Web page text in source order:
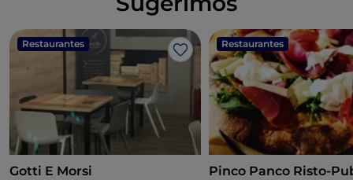
Restaurantes
Me gusta
Gotti E Morsi
Restaurantes
Pinco Panco Risto-